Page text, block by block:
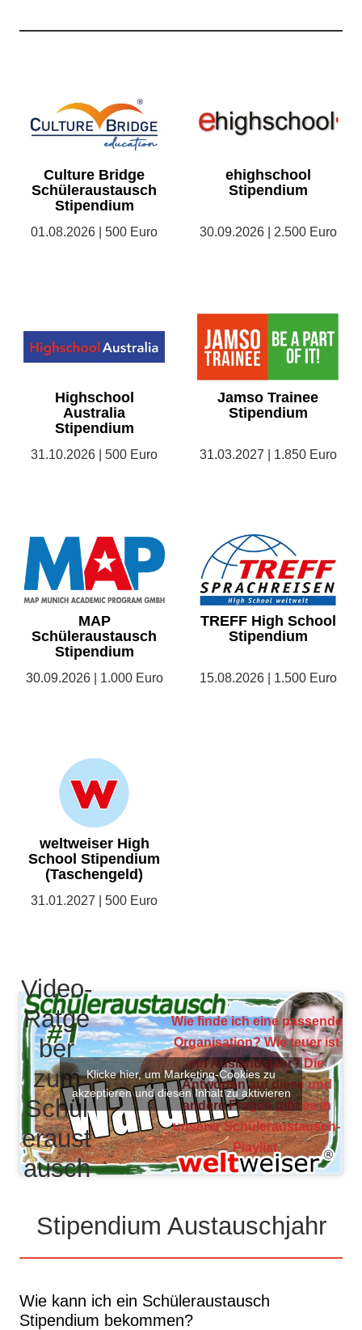
Culture Bridge
Schüleraustausch
Stipendium
01.08.2026 | 500 Euro
ehighschool
Stipendium
30.09.2026 | 2.500 Euro
Highschool
Australia
Stipendium
31.10.2026 | 500 Euro
Jamso Trainee
Stipendium
31.03.2027 | 1.850 Euro
MAP
Schüleraustausch
Stipendium
30.09.2026 | 1.000 Euro
TREFF High School
Stipendium
15.08.2026 | 1.500 Euro
weltweiser High
School Stipendium
(Taschengeld)
31.01.2027 | 500 Euro
Video-
Ratge
ber
zum
Schül
eraust
ausch
Wie finde ich eine passende
Organisation? Wie teuer ist
ein Auslandsjahr? Die
Antworten auf diese und
andere Fragen gibt es in
unserer Schüleraustausch-
Playlist.
Klicke hier, um Marketing-Cookies zu
akzeptieren und diesen Inhalt zu aktivieren
Stipendium Austauschjahr
Wie kann ich ein Schüleraustausch
Stipendium bekommen?